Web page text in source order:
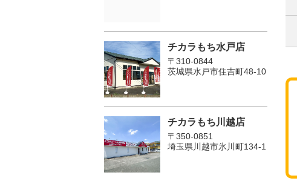
チカラもち水戸店
〒310-0844
茨城県水戸市住吉町48-10
チカラもち川越店
〒350-0851
埼玉県川越市氷川町134-1